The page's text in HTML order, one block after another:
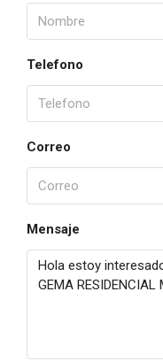
Telefono
Correo
Mensaje